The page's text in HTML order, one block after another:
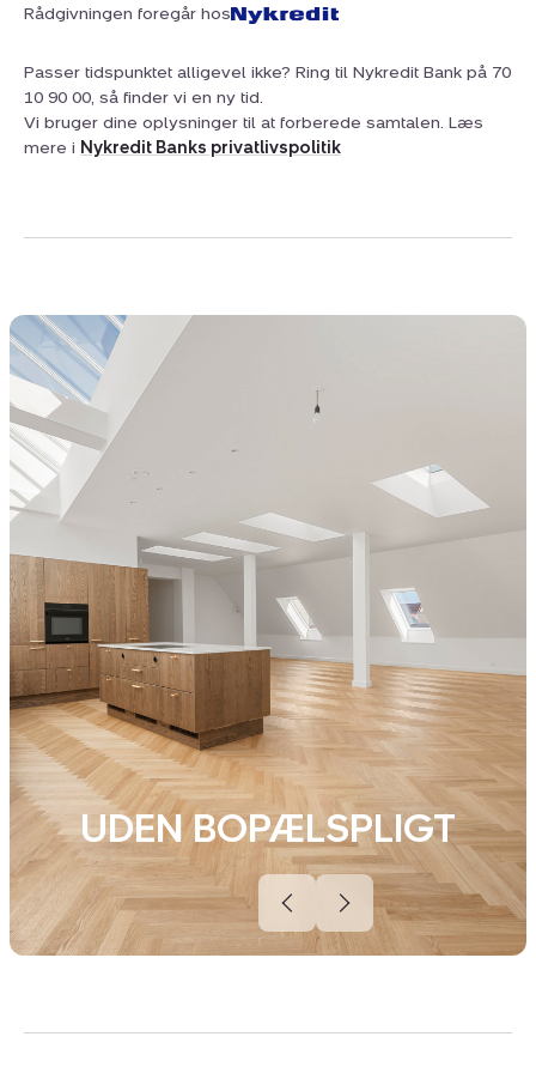
let adgang til lufthavnen.
En særlig mulighed, der kun sjældent byder sig!
Rådgivningen foregår hos
Passer tidspunktet alligevel ikke? Ring til Nykredit Bank på 70
10 90 00, så finder vi en ny tid.
Vi bruger dine oplysninger til at forberede samtalen. Læs
mere i Nykredit Banks privatlivspolitik
UDEN BOPÆLSPLIGT